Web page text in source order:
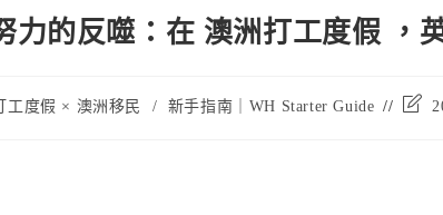
力的反噬：在 澳洲打工度假 ，
工度假 × 澳洲移民 / 新手指南｜WH Starter Guide
Post